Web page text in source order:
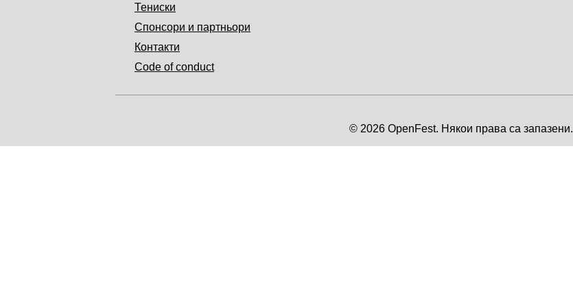
Тениски
Спонсори и партньори
Контакти
Code of conduct
© 2026 OpenFest. Някои права са запазени.